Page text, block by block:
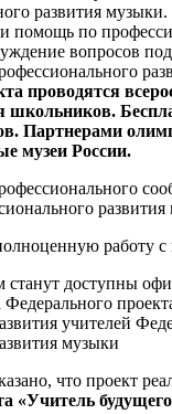
развития
и помощь по
вопросов
проводятся
школьников.
Партнерами
музеи России.
развития
работу с
доступны
учителей
музыки
что проект
«Учитель